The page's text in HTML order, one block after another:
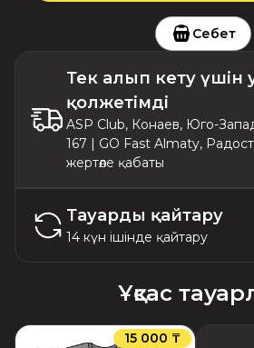
Себет
Тек алып кету үшін
қолжетімді
ASP Club, Конаев, Юго-
167 | GO Fast Almaty,
жертөле қабаты
Тауарды қайтару
14 күн ішінде қайтару
Ұқсас
15 000 ₸